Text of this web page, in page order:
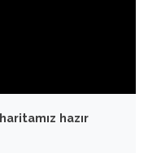
hazır